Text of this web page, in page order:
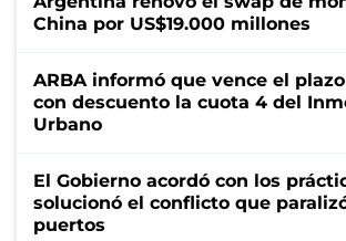
China por US$19.000 millones
ARBA informó que vence el
con descuento la cuota 4 del
Urbano
El Gobierno acordó con los
solucionó el conflicto que
puertos